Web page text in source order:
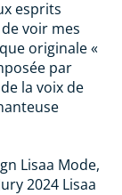
esprits
voir mes
originale «
par
la voix de
Lisaa Mode,
2024 Lisaa